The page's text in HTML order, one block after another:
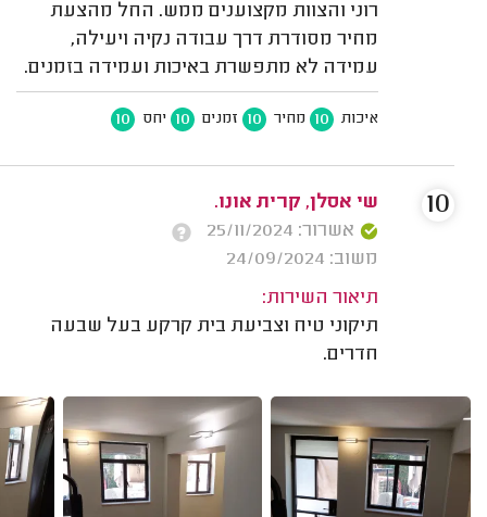
רוני והצוות מקצוענים ממש. החל מהצעת
מחיר מסודרת דרך עבודה נקיה ויעילה,
עמידה לא מתפשרת באיכות ועמידה בזמנים.
איכות 10 מחיר 10 זמנים 10 יחס 10
שי אסלן, קרית אונו.
אשרור: 25/11/2024
משוב: 24/09/2024
תיאור השירות:
תיקוני טיח וצביעת בית קרקע בעל שבעה
חדרים.
10